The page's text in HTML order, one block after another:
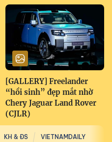
[GALLERY] Freelander
“hồi sinh” đẹp mắt nhờ
Chery Jaguar Land Rover
(CJLR)
KH & ĐS VIETNAMDAILY